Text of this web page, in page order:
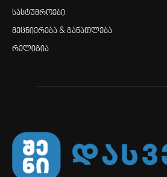
სასტუმროები
მეცნიერება & განათლება
რელიგია